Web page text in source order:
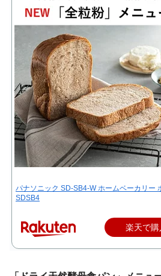
パナソニック SD-SB4-W ホームベーカリー
SDSB4
楽天で購